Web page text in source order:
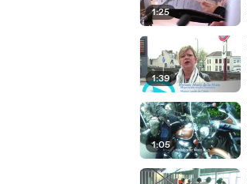
1:25
1:39
1:05